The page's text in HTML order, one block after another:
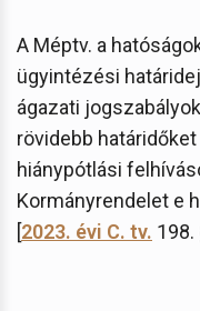
A Méptv. a
ügyintézési
ágazati
rövidebb
hiánypótlási
Kormányrendelet e
[2023. évi C. tv. 198.